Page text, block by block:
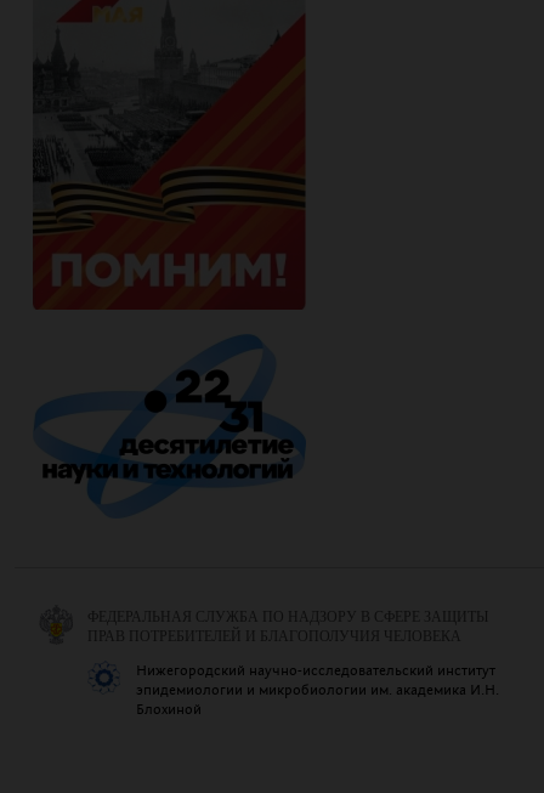
ФЕДЕРАЛЬНАЯ СЛУЖБА ПО НАДЗОРУ В СФЕРЕ ЗАЩИТЫ
ПРАВ ПОТРЕБИТЕЛЕЙ И БЛАГОПОЛУЧИЯ ЧЕЛОВЕКА
Нижегородский научно-исследовательский институт
эпидемиологии и микробиологии им. академика И.Н.
Блохиной